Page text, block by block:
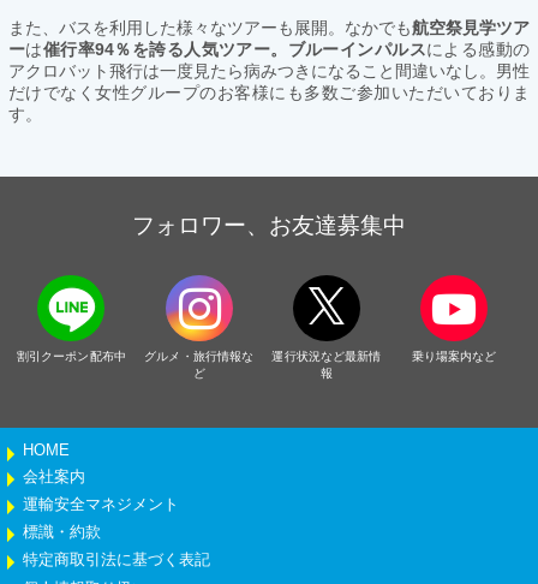
また、バスを利用した様々なツアーも展開。なかでも航空祭見学ツア
ーは催行率94％を誇る人気ツアー。ブルーインパルスによる感動の
アクロバット飛行は一度見たら病みつきになること間違いなし。男性
だけでなく女性グループのお客様にも多数ご参加いただいておりま
す。
フォロワー、お友達募集中
割引クーポン配布中
グルメ・旅行情報な
ど
運行状況など最新情
報
乗り場案内など
HOME
会社案内
運輸安全マネジメント
標識・約款
特定商取引法に基づく表記